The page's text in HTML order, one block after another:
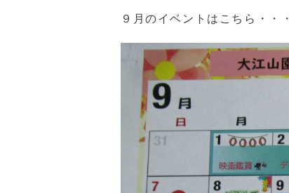
９月のイベントはこちら・・・